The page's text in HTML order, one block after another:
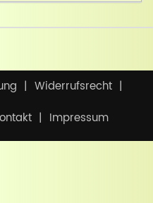
Widerrufsrecht
Impressum